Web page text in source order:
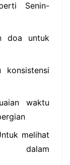
Senin-
doa untuk
konsistensi
waktu
melihat
dalam